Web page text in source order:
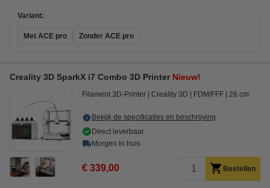
Variant:
Met ACE pro Zonder ACE pro
Creality 3D SparkX i7 Combo 3D Printer Nieuw!
Filament 3D-Printer Creality 3D FDM/FFF 26 cm
Bekijk de specificaties en beschrijving
Direct leverbaar
Morgen in huis
€ 339,00 Bestellen